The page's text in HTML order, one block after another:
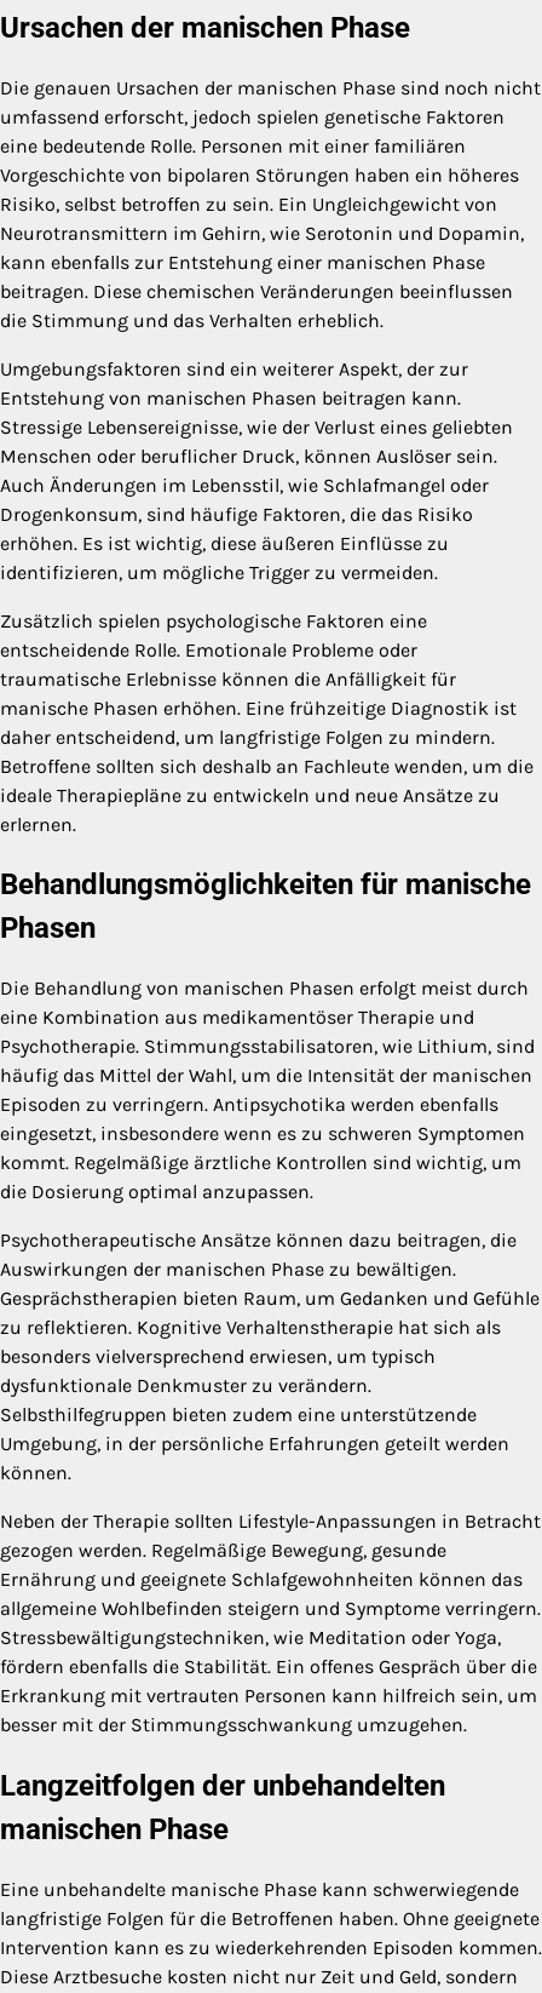
Ursachen der manischen Phase
Die genauen Ursachen der manischen Phase sind noch nicht
umfassend erforscht, jedoch spielen genetische Faktoren
eine bedeutende Rolle. Personen mit einer familiären
Vorgeschichte von bipolaren Störungen haben ein höheres
Risiko, selbst betroffen zu sein. Ein Ungleichgewicht von
Neurotransmittern im Gehirn, wie Serotonin und Dopamin,
kann ebenfalls zur Entstehung einer manischen Phase
beitragen. Diese chemischen Veränderungen beeinflussen
die Stimmung und das Verhalten erheblich.
Umgebungsfaktoren sind ein weiterer Aspekt, der zur
Entstehung von manischen Phasen beitragen kann.
Stressige Lebensereignisse, wie der Verlust eines geliebten
Menschen oder beruflicher Druck, können Auslöser sein.
Auch Änderungen im Lebensstil, wie Schlafmangel oder
Drogenkonsum, sind häufige Faktoren, die das Risiko
erhöhen. Es ist wichtig, diese äußeren Einflüsse zu
identifizieren, um mögliche Trigger zu vermeiden.
Zusätzlich spielen psychologische Faktoren eine
entscheidende Rolle. Emotionale Probleme oder
traumatische Erlebnisse können die Anfälligkeit für
manische Phasen erhöhen. Eine frühzeitige Diagnostik ist
daher entscheidend, um langfristige Folgen zu mindern.
Betroffene sollten sich deshalb an Fachleute wenden, um die
ideale Therapiepläne zu entwickeln und neue Ansätze zu
erlernen.
Behandlungsmöglichkeiten für manische
Phasen
Die Behandlung von manischen Phasen erfolgt meist durch
eine Kombination aus medikamentöser Therapie und
Psychotherapie. Stimmungsstabilisatoren, wie Lithium, sind
häufig das Mittel der Wahl, um die Intensität der manischen
Episoden zu verringern. Antipsychotika werden ebenfalls
eingesetzt, insbesondere wenn es zu schweren Symptomen
kommt. Regelmäßige ärztliche Kontrollen sind wichtig, um
die Dosierung optimal anzupassen.
Psychotherapeutische Ansätze können dazu beitragen, die
Auswirkungen der manischen Phase zu bewältigen.
Gesprächstherapien bieten Raum, um Gedanken und Gefühle
zu reflektieren. Kognitive Verhaltenstherapie hat sich als
besonders vielversprechend erwiesen, um typisch
dysfunktionale Denkmuster zu verändern.
Selbsthilfegruppen bieten zudem eine unterstützende
Umgebung, in der persönliche Erfahrungen geteilt werden
können.
Neben der Therapie sollten Lifestyle-Anpassungen in Betracht
gezogen werden. Regelmäßige Bewegung, gesunde
Ernährung und geeignete Schlafgewohnheiten können das
allgemeine Wohlbefinden steigern und Symptome verringern.
Stressbewältigungstechniken, wie Meditation oder Yoga,
fördern ebenfalls die Stabilität. Ein offenes Gespräch über die
Erkrankung mit vertrauten Personen kann hilfreich sein, um
besser mit der Stimmungsschwankung umzugehen.
Langzeitfolgen der unbehandelten
manischen Phase
Eine unbehandelte manische Phase kann schwerwiegende
langfristige Folgen für die Betroffenen haben. Ohne geeignete
Intervention kann es zu wiederkehrenden Episoden kommen.
Diese Arztbesuche kosten nicht nur Zeit und Geld, sondern